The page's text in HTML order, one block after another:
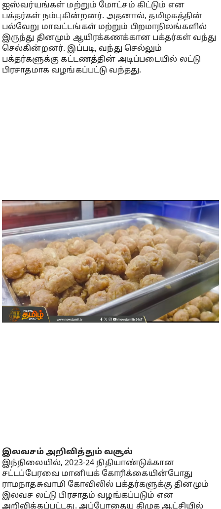
ஐஸ்வர்யங்கள் மற்றும் மோட்சம் கிட்டும் என
பக்தர்கள் நம்புகின்றனர். அதனால், தமிழகத்தின்
பல்வேறு மாவட்டங்கள் மற்றும் பிறமாநிலங்களில்
இருந்து தினமும் ஆயிரக்கணக்கான பக்தர்கள் வந்து
செல்கின்றனர். இப்படி, வந்து செல்லும்
பக்தர்களுக்கு கட்டணத்தின் அடிப்படையில் லட்டு
பிரசாதமாக வழங்கப்பட்டு வந்தது.
இலவசம் அறிவித்தும் வசூல்
இந்நிலையில், 2023-24 நிதியாண்டுக்கான
சட்டப்பேரவை மானியக் கோரிக்கையின்போது
ராமநாதசுவாமி கோவிலில் பக்தர்களுக்கு தினமும்
இலவச லட்டு பிரசாதம் வழங்கப்படும் என
அறிவிக்கப்பட்டது. அப்போதைய திமுக ஆட்சியில்